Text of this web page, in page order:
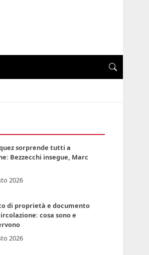
sorprende tutti a
Bezzecchi insegue, Marc
2026
di proprietà e documento
cosa sono e
2026